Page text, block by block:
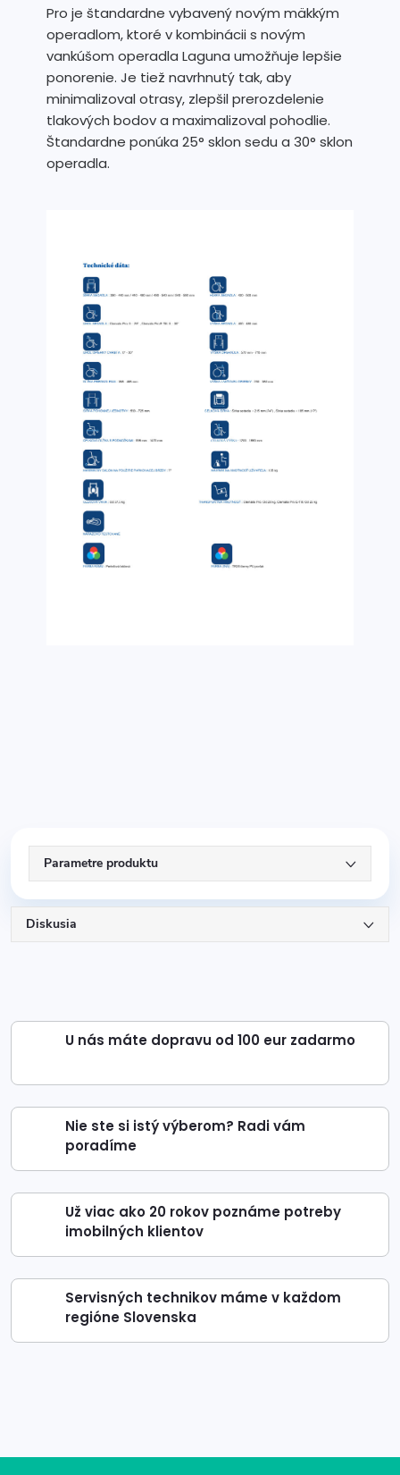
Pro je štandardne vybavený novým mäkkým
operadlom, ktoré v kombinácii s novým
vankúšom operadla Laguna umožňuje lepšie
ponorenie. Je tiež navrhnutý tak, aby
minimalizoval otrasy, zlepšil prerozdelenie
tlakových bodov a maximalizoval pohodlie.
Štandardne ponúka 25° sklon sedu a 30° sklon
operadla.
Parametre produktu
Diskusia
U nás máte dopravu od 100 eur zadarmo
Nie ste si istý výberom? Radi vám
poradíme
Už viac ako 20 rokov poznáme potreby
imobilných klientov
Servisných technikov máme v každom
regióne Slovenska